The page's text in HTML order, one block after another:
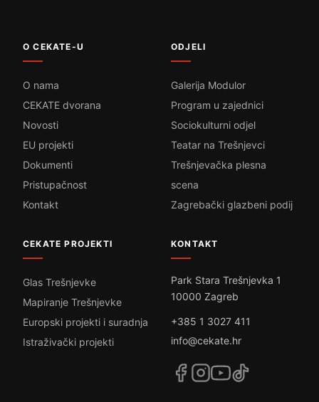
O CEKATE-U
O nama
CEKATE dvorana
Novosti
EU projekti
Dokumenti
Pristupačnost
Kontakt
ODJELI
Galerija Modulor
Program u zajednici
Sociokulturni odjel
Teatar na Trešnjevci
Trešnjevačka plesna
scena
Zagrebački glazbeni podij
CEKATE PROJEKTI
Glas Trešnjevke
Mapiranje Trešnjevke
Europski projekti i suradnja
Istraživački projekti
KONTAKT
Park Stara Trešnjevka 1
10000 Zagreb
+385 1 3027 411
info@cekate.hr